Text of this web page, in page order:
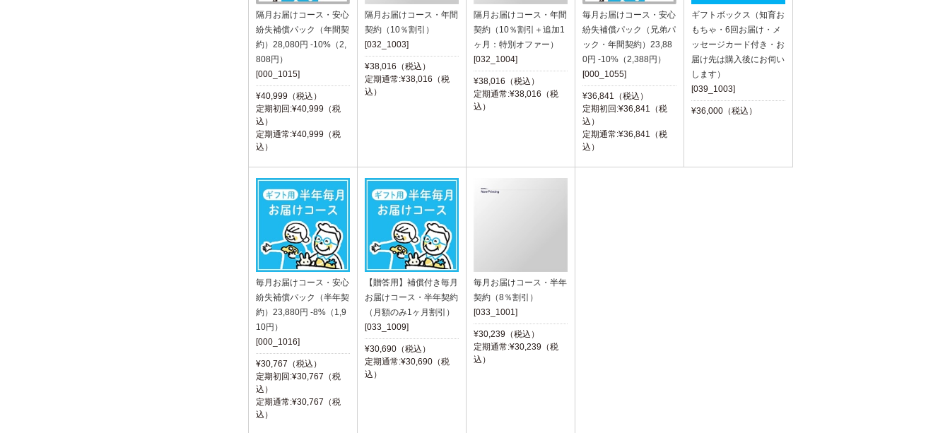
隔月お届けコース・安心
紛失補償パック（年間契
約）28,080円 -10%（2,
808円）
[000_1015]
¥40,999（税込）
定期初回:¥40,999（税
込）
定期通常:¥40,999（税
込）
隔月お届けコース・年間
契約（10％割引）
[032_1003]
¥38,016（税込）
定期通常:¥38,016（税
込）
隔月お届けコース・年間
契約（10％割引＋追加1
ヶ月：特別オファー）
[032_1004]
¥38,016（税込）
定期通常:¥38,016（税
込）
毎月お届けコース・安心
紛失補償パック（兄弟パ
ック・年間契約）23,88
0円 -10%（2,388円）
[000_1055]
¥36,841（税込）
定期初回:¥36,841（税
込）
定期通常:¥36,841（税
込）
ギフトボックス（知育お
もちゃ・6回お届け・メ
ッセージカード付き・お
届け先は購入後にお伺い
します）
[039_1003]
¥36,000（税込）
毎月お届けコース・安心
紛失補償パック（半年契
約）23,880円 -8%（1,9
10円）
[000_1016]
¥30,767（税込）
定期初回:¥30,767（税
込）
定期通常:¥30,767（税
込）
【贈答用】補償付き毎月
お届けコース・半年契約
（月額のみ1ヶ月割引）
[033_1009]
¥30,690（税込）
定期通常:¥30,690（税
込）
毎月お届けコース・半年
契約（8％割引）
[033_1001]
¥30,239（税込）
定期通常:¥30,239（税
込）